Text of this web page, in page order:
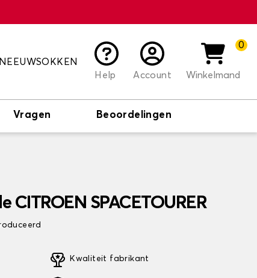
Help
Account
0
Winkelmand
Vragen Beoordelingen
SPACETOURER
Kwaliteit fabrikant